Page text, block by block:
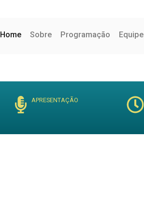
Home(current)
Sobre Programação Equipe
APRESENTAÇÃO